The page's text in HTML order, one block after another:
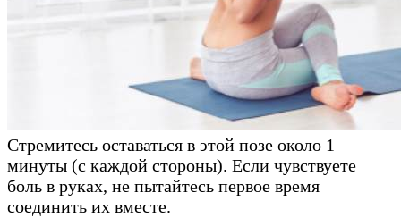
Стремитесь оставаться в этой позе около 1
минуты (с каждой стороны). Если чувствуете
боль в руках, не пытайтесь первое время
соединить их вместе.